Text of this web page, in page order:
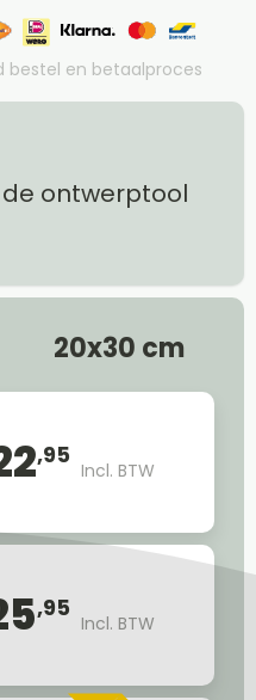
bestel en betaalproces
ontwerptool
20x30 cm
,95
Incl. BTW
,95
Incl. BTW